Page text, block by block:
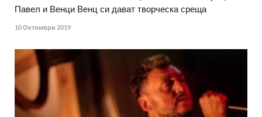
Павел и Венци Венц си дават творческа среща
10 Октомври 2019